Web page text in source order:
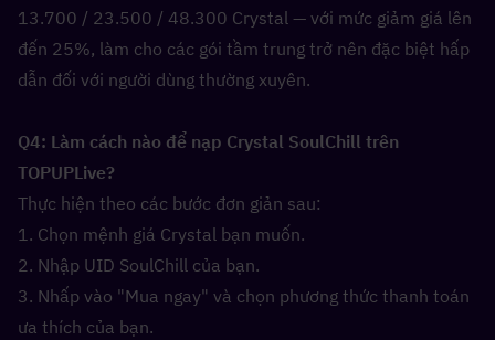
13.700 / 23.500 / 48.300 Crystal — với mức giảm giá lên
đến 25%, làm cho các gói tầm trung trở nên đặc biệt hấp
dẫn đối với người dùng thường xuyên.
Q4: Làm cách nào để nạp Crystal SoulChill trên
TOPUPLive?
Thực hiện theo các bước đơn giản sau:
1. Chọn mệnh giá Crystal bạn muốn.
2. Nhập UID SoulChill của bạn.
3. Nhấp vào "Mua ngay" và chọn phương thức thanh toán
ưa thích của bạn.